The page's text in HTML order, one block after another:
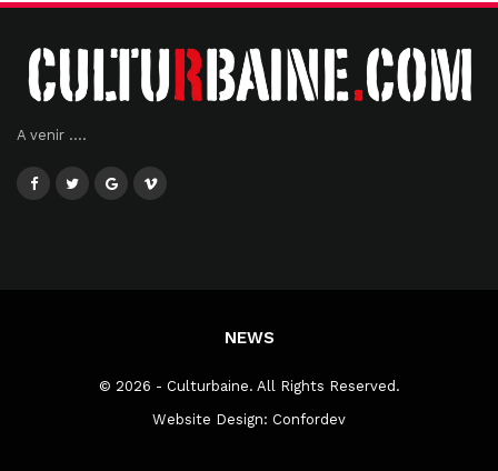
A venir ....
NEWS
© 2026 - Culturbaine. All Rights Reserved.
Website Design: Confordev